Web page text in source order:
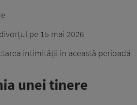
pe 15 mai 2026
intimității în această perioadă
unei tinere